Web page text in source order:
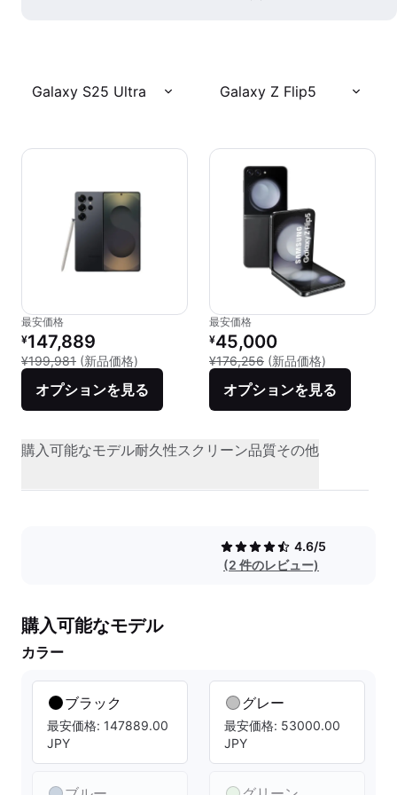
Galaxy S25 Ultra Galaxy Z Flip5
最安価格
リファービッシュ品の価格：
¥147,889
¥199,981 (新品価格) 新品との比較：¥199,981
オプションを見る
最安価格
リファービッシュ品の価格：
¥45,000
¥176,256 (新品価格)
オプションを見る
購入可能なモデル耐久性スクリーン品質その他
4.6/5
(2 件のレビュー)
購入可能なモデル
カラー
ブラック
最安価格: 147889.00
JPY
グレー
最安価格: 53000.00
JPY